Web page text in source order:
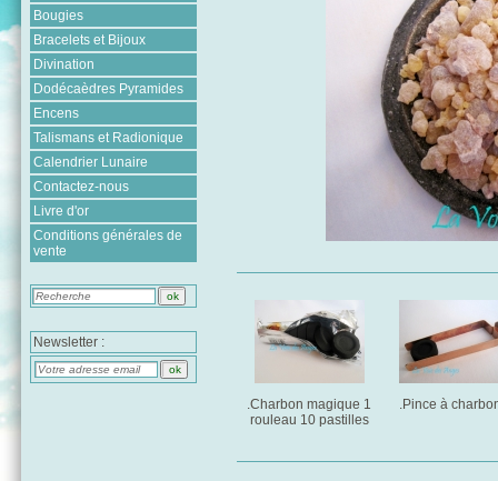
Bougies
Bracelets et Bijoux
Divination
Dodécaèdres Pyramides
Encens
Talismans et Radionique
Calendrier Lunaire
Contactez-nous
Livre d'or
Conditions générales de
vente
Newsletter :
.Charbon magique 1
rouleau 10 pastilles
.Pince à